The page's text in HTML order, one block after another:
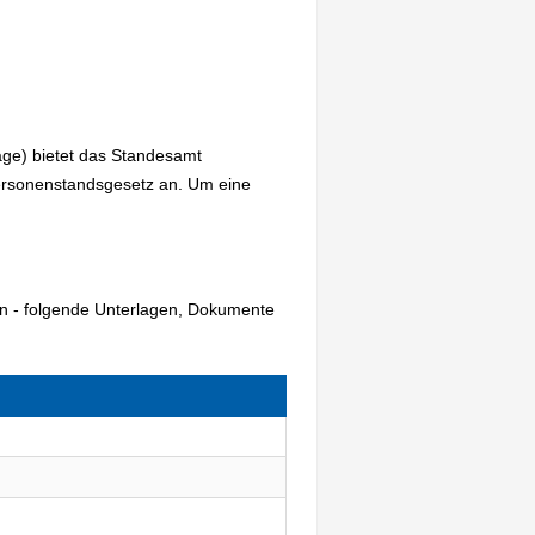
bietet das Standesamt
an. Um eine
- folgende Unterlagen, Dokumente